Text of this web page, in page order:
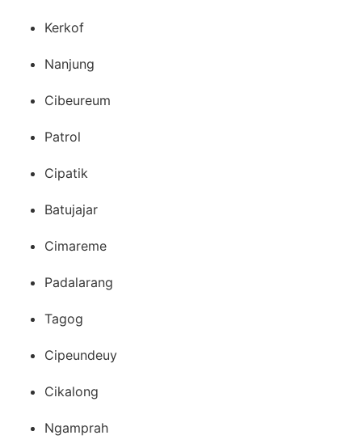
Kerkof
Nanjung
Cibeureum
Patrol
Cipatik
Batujajar
Cimareme
Padalarang
Tagog
Cipeundeuy
Cikalong
Ngamprah